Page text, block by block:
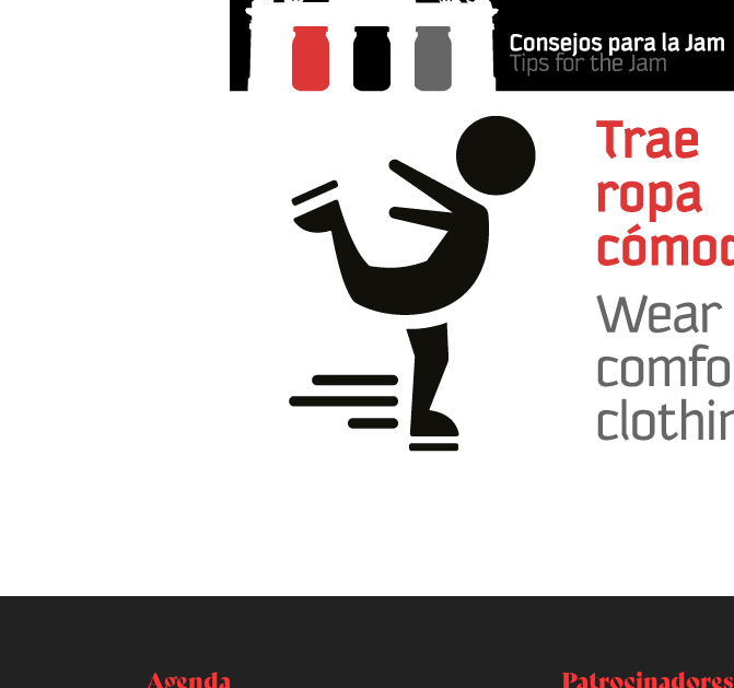
Agenda Patrocinadores